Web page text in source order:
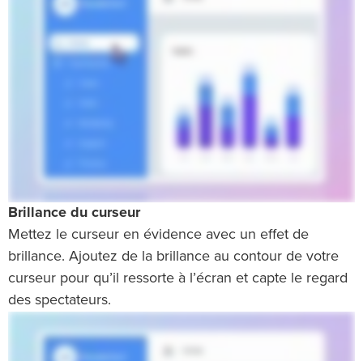
Brillance du curseur
Mettez le curseur en évidence avec un effet de
brillance. Ajoutez de la brillance au contour de votre
curseur pour qu’il ressorte à l’écran et capte le regard
des spectateurs.